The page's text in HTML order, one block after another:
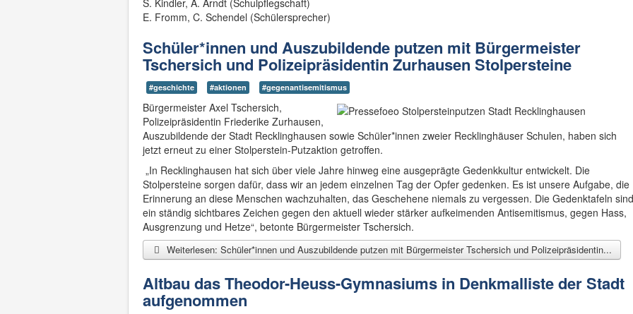
S. Kindler, A. Arndt (Schulpflegschaft)
E. Fromm, C. Schendel (Schülersprecher)
Schüler*innen und Auszubildende putzen mit Bürgermeister
Tschersich und Polizeipräsidentin Zurhausen Stolpersteine
#geschichte #aktionen #gegenantisemitismus
Bürgermeister Axel Tschersich,
Polizeipräsidentin Friederike Zurhausen,
Auszubildende der Stadt Recklinghausen sowie Schüler*innen zweier Recklinghäuser Schulen, haben sich
jetzt erneut zu einer Stolperstein-Putzaktion getroffen.
„In Recklinghausen hat sich über viele Jahre hinweg eine ausgeprägte Gedenkkultur entwickelt. Die
Stolpersteine sorgen dafür, dass wir an jedem einzelnen Tag der Opfer gedenken. Es ist unsere Aufgabe, die
Erinnerung an diese Menschen wachzuhalten, das Geschehene niemals zu vergessen. Die Gedenktafeln sind
ein ständig sichtbares Zeichen gegen den aktuell wieder stärker aufkeimenden Antisemitismus, gegen Hass,
Ausgrenzung und Hetze“, betonte Bürgermeister Tschersich.
Weiterlesen: Schüler*innen und Auszubildende putzen mit Bürgermeister Tschersich und Polizeipräsidentin...
Altbau das Theodor-Heuss-Gymnasiums in Denkmalliste der Stadt
aufgenommen